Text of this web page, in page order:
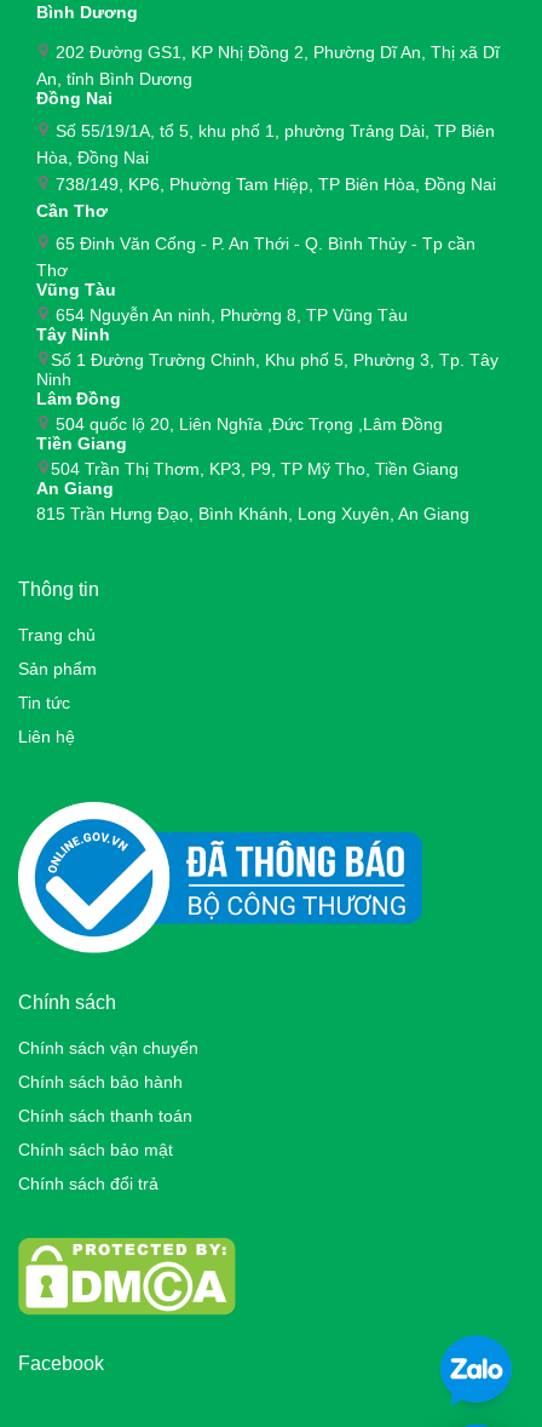
Bình Dương
202 Đường GS1, KP Nhị Đồng 2, Phường Dĩ An, Thị xã Dĩ
An, tỉnh Bình Dương
Đồng Nai
Số 55/19/1A, tổ 5, khu phố 1, phường Trảng Dài, TP Biên
Hòa, Đồng Nai
738/149, KP6, Phường Tam Hiệp, TP Biên Hòa, Đồng Nai
Cần Thơ
65 Đinh Văn Cống - P. An Thới - Q. Bình Thủy - Tp cần
Thơ
Vũng Tàu
654 Nguyễn An ninh, Phường 8, TP Vũng Tàu
Tây Ninh
Số 1 Đường Trường Chinh, Khu phố 5, Phường 3, Tp. Tây
Ninh
Lâm Đồng
504 quốc lộ 20, Liên Nghĩa ,Đức Trọng ,Lâm Đồng
Tiền Giang
504 Trần Thị Thơm, KP3, P9, TP Mỹ Tho, Tiền Giang
An Giang
815 Trần Hưng Đạo, Bình Khánh, Long Xuyên, An Giang
Thông tin
Trang chủ
Sản phẩm
Tin tức
Liên hệ
Chính sách
Chính sách vận chuyển
Chính sách bảo hành
Chính sách thanh toán
Chính sách bảo mật
Chính sách đổi trả
Facebook